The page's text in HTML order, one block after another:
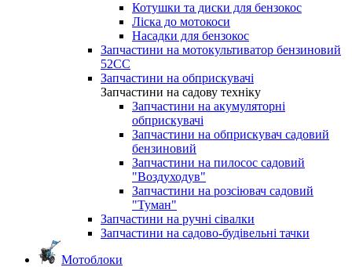
Котушки та диски для бензокос
Ліска до мотокоси
Насадки для бензокос
Запчастини на мотокультиватор бензиновий
52СС
Запчастини на обприскувачі
Запчастини на садову техніку
Запчастини на акумуляторні
обприскувачі
Запчастини на обприскувач садовий
бензиновий
Запчастини на пилосос садовий
"Воздуходув"
Запчастини на розсіювач садовий
"Туман"
Запчастини на ручні сівалки
Запчастини на садово-будівельні тачки
Мотоблоки